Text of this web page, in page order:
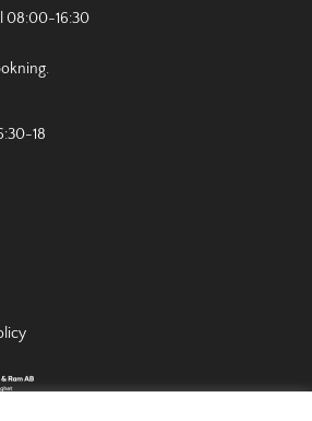
08:00-16:30
.
18